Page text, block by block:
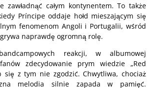
zawładnąć całym kontynentem. To także
Príncipe oddaje hołd mieszającym się
fenomenom Angoli i Portugalii, wśród
naprawdę ogromną rolę.
reakcji, w albumowej
zdecydowanie prym wiedzie „Red
się z tym nie zgodzić. Chwytliwa, chociaż
melodia silnie zapada w pamięć.